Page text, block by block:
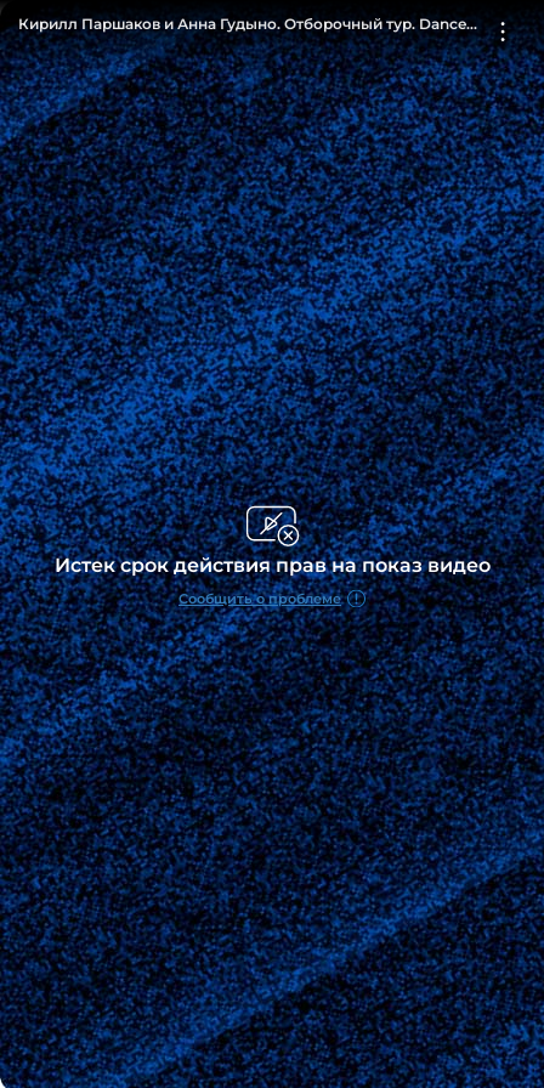
Истек срок действия прав на показ видео
Сообщить о проблеме
Кирилл Паршаков и Анна Гудыно. Отборочный тур. Dance
Революция. Фрагмент выпуска от 09.02.2020